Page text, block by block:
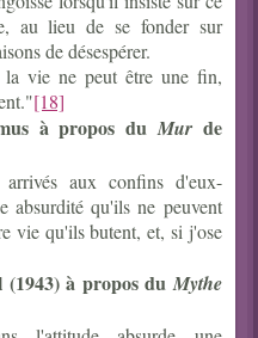
au lieu de se fonder sur
de désespérer.
la vie ne peut être une fin,
[18]
à propos duMur de
aux confins d'eux-
absurdité qu'ils ne peuvent
vie qu'ils butent, et, si j'ose
(1943) à propos duMythe